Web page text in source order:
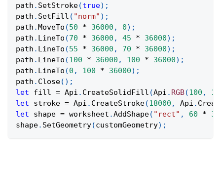
path . SetStroke(true) ;
path . SetFill ( "norm" ) ;
path . MoveTo (50 * 36000 , 0) ;
path . LineTo (70 * 36000 , 45 * 36000) ;
path . LineTo (55 * 36000 , 70 * 36000) ;
path . LineTo (100 * 36000 , 100 * 36000) ;
path . LineTo (0 , 100 * 36000) ;
path . Close( ) ;
let fill = Api . CreateSolidFill (Api . RGB(100 ,
let stroke = Api . CreateStroke(18000 , Api .
let shape = worksheet .AddShape( "rect" , 60 *
shape. SetGeometry(customGeometry) ;